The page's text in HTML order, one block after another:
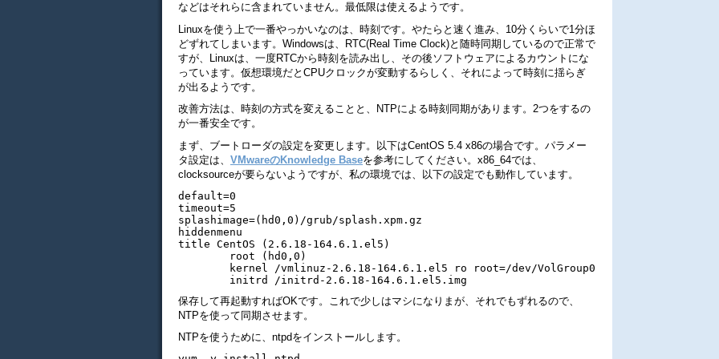
などはそれらに含まれていません。最低限は使えるようです。
Linuxを使う上で一番やっかいなのは、時刻です。やたらと速く進み、10分くらいで1分ほ
どずれてしまいます。Windowsは、RTC(Real Time Clock)と随時同期しているので正常で
すが、Linuxは、一度RTCから時刻を読み出し、その後ソフトウェアによるカウントにな
っています。仮想環境だとCPUクロックが変動するらしく、それによって時刻に揺らぎ
が出るようです。
改善方法は、時刻の方式を変えることと、NTPによる時刻同期があります。2つをするの
が一番安全です。
まず、ブートローダの設定を変更します。以下はCentOS 5.4 x86の場合です。パラメー
タ設定は、 VMwareのKnowledge Baseを参考にしてください。x86_64では、
clocksourceが要らないようですが、私の環境では、以下の設定でも動作しています。
default=0
timeout=5
splashimage=(hd0,0)/grub/splash.xpm.gz
hiddenmenu
title CentOS (2.6.18-164.6.1.el5)
        root (hd0,0)
kernel /vmlinuz-2.6.18-164.6.1.el5 ro root=/dev/VolGroup00/LogVol00
保存して再起動すればOKです。これで少しはマシになりまが、それでもずれるので、
NTPを使って同期させます。
NTPを使うために、ntpdをインストールします。